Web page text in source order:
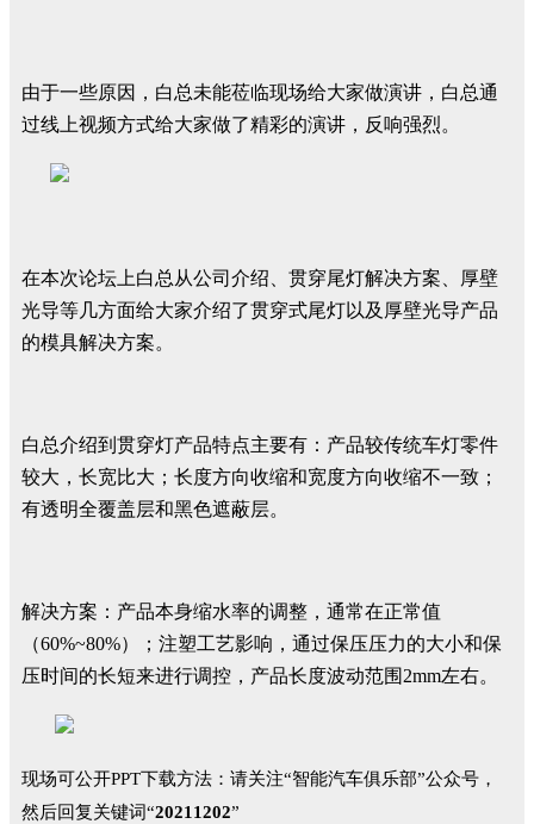
由于一些原因，白总未能莅临现场给大家做演讲，白总通
过线上视频方式给大家做了精彩的演讲，反响强烈。
在本次论坛上白总从公司介绍、贯穿尾灯解决方案、厚壁
光导等几方面给大家介绍了贯穿式尾灯以及厚壁光导产品
的模具解决方案。
白总介绍到贯穿灯产品特点主要有：产品较传统车灯零件
较大，长宽比大；长度方向收缩和宽度方向收缩不一致；
有透明全覆盖层和黑色遮蔽层。
解决方案：产品本身缩水率的调整，通常在正常值
（60%~80%）；注塑工艺影响，通过保压压力的大小和保
压时间的长短来进行调控，产品长度波动范围2mm左右。
现场可公开PPT下载方法： 请关注“智能汽车俱乐部”公众号，
然后回复关键词“20211202”